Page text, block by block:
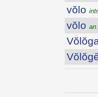
vŏlo
vŏlo